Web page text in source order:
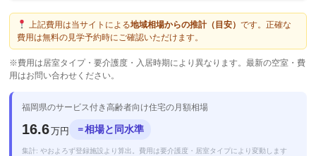
上記費用は当サイトによる地域相場からの推計（目安） です。正確な
費用は無料の見学予約時にご確認いただけます。
※費用は居室タイプ・要介護度・入居時期により異なります。最新の空室・費
用はお問い合わせください。
福岡県のサービス付き高齢者向け住宅の月額相場
16.6万円 ＝相場と同水準
集計: やおよろず登録施設より算出。費用は要介護度・居室タイプにより変動します